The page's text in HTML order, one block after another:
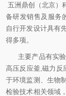
五洲鼎创（北京）
备研发销售及服务
自行开发设计具有
得多项。
主要产品有实验
高压反应釜,磁力反
于环境监测、生物
检验技术相关领域